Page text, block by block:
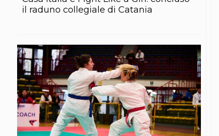
S'istrumpa
La disciplina
News
Merchandising
Mappa del sito
Cerca
Contatti
News
Cookies Accept
Newsletter
Catalogo formativo
il raduno collegiale di Catania